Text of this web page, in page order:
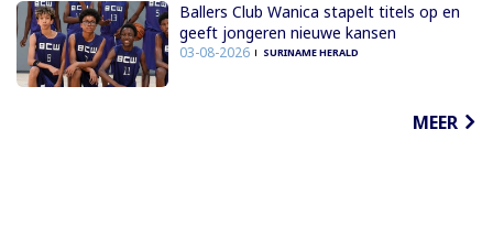
Ballers Club Wanica stapelt titels op en
geeft jongeren nieuwe kansen
03-08-2026 SURINAME HERALD
MEER